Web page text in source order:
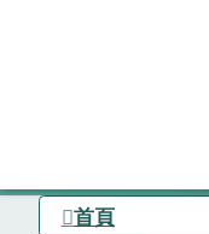
首頁